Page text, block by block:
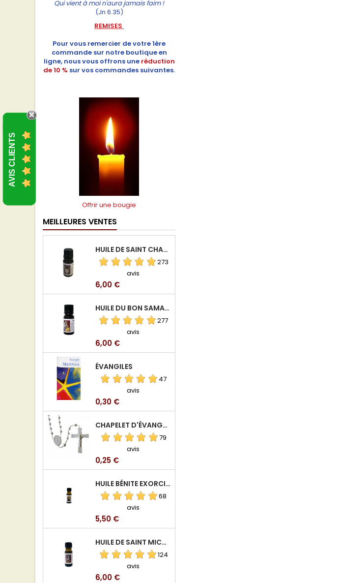
Qui vient à moi n'aura jamais faim !
(Jn 6.35)
REMISES
Pour vous remercier de votre 1ère
commande sur notre boutique en
ligne, nous vous offrons une réduction
de 10 % sur vos commandes suivantes.
Offrir une bougie
MEILLEURES VENTES
HUILE DE SAINT CHARBEL
273
avis
Prix
6,00 €
HUILE DU BON SAMARITAIN
277
avis
Prix
6,00 €
ÉVANGILES
47
avis
Prix
0,30 €
CHAPELET D'ÉVANGÉLISATION
79
avis
Prix
0,25 €
HUILE BÉNITE EXORCISÉE
68
avis
Prix
5,50 €
HUILE DE SAINT MICHEL ARCHANGE
124
avis
Prix
6,00 €
AVIS CLIENTS